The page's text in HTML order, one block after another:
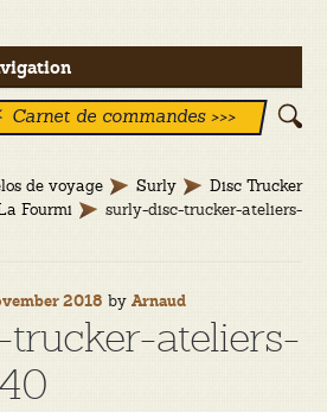
Carnet de commandes >>>
de voyage Surly
Disc Trucker
Fourmi
surly-disc-trucker-ateliers-
2018 by Arnaud
ateliers-